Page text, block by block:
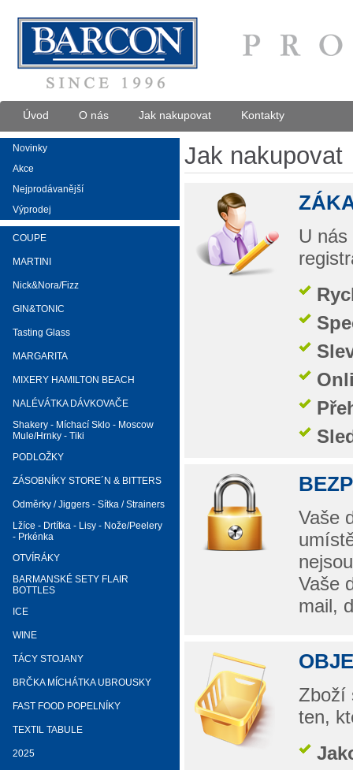
Úvod O nás Jak nakupovat Kontakty
Novinky
Akce
Nejprodávanější
Výprodej
COUPE
MARTINI
Nick&Nora/Fizz
GIN&TONIC
Tasting Glass
MARGARITA
MIXERY HAMILTON BEACH
NALÉVÁTKA DÁVKOVAČE
Shakery - Míchací Sklo - Moscow
Mule/Hrnky - Tiki
PODLOŽKY
ZÁSOBNÍKY STORE´N & BITTERS
Odměrky / Jiggers - Sítka / Strainers
Lžíce - Drtítka - Lisy - Nože/Peelery
- Prkénka
OTVÍRÁKY
BARMANSKÉ SETY FLAIR
BOTTLES
ICE
WINE
TÁCY STOJANY
BRČKA MÍCHÁTKA UBROUSKY
FAST FOOD POPELNÍKY
TEXTIL TABULE
2025
Jak nakupovat
U
Vaše
Vaše
mail,
Zboží
ten,